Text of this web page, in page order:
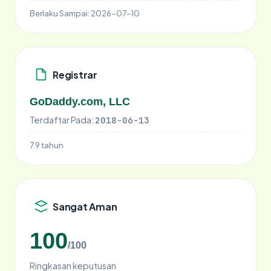
Berlaku Sampai: 2026-07-10
Registrar
GoDaddy.com, LLC
Terdaftar Pada: 2018-06-13
7.9 tahun
Sangat Aman
100/100
Ringkasan keputusan